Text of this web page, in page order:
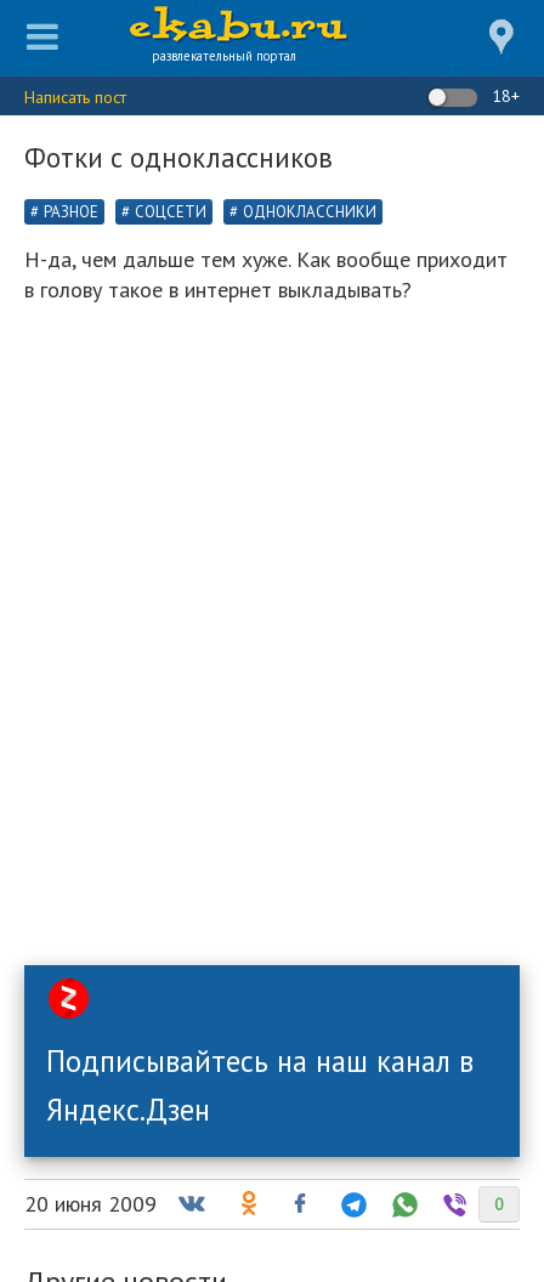
развлекательный портал
Написать пост 18+
Фотки с одноклассников
РАЗНОЕ СОЦСЕТИ ОДНОКЛАССНИКИ
Н-да, чем дальше тем хуже. Как вообще приходит
в голову такое в интернет выкладывать?
Подписывайтесь на наш канал в
Яндекс.Дзен
0
20 июня 2009